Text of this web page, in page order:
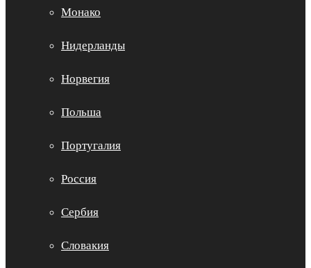
Монако
Нидерланды
Норвегия
Польша
Португалия
Россия
Сербия
Словакия